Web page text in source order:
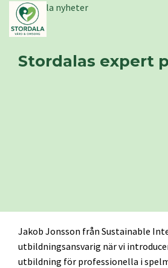
Stordala nyheter
Stordalas expert
Jakob Jonsson från Sustainable
utbildningsansvarig när vi
utbildning för professionella i